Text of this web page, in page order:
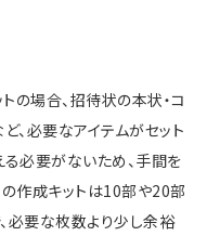
の場合、招待状の本状・コ
、必要なアイテムがセット
る必要がないため、手間を
の作成キットは10部や20部
必要な枚数より少し余裕